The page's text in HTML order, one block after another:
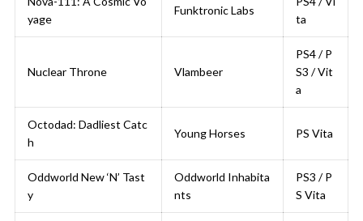
yage
Funktronic Labs
ta
Nuclear Throne Vlambeer
PS4 / P
S3 / Vit
a
Octodad: Dadliest Catc
h
Young Horses PS Vita
Oddworld New ‘N’ Tast
y
Oddworld Inhabita
nts
PS3 / P
S Vita